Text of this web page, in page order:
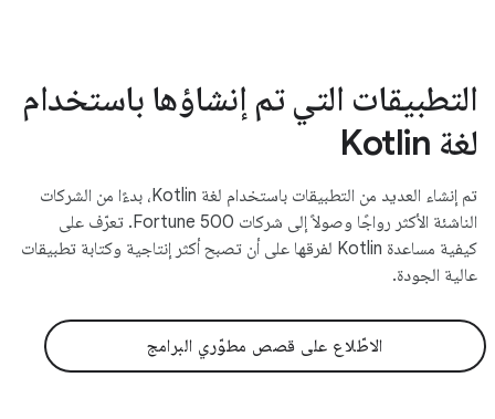
التطبيقات التي تم إنشاؤها باستخدام
لغة Kotlin
تم إنشاء العديد من التطبيقات باستخدام لغة Kotlin، بدءًا من الشركات
الناشئة الأكثر رواجًا وصولاً إلى شركات Fortune 500. تعرّف على
كيفية مساعدة Kotlin لفرقها على أن تصبح أكثر إنتاجية وكتابة تطبيقات
عالية الجودة.
الاطّلاع على قصص مطوّري البرامج